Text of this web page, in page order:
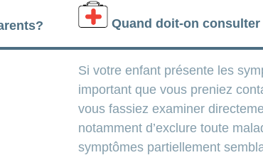
Quand doit-on consulter
Si votre enfant présente les
important que vous preniez
vous fassiez examiner
notamment d’exclure toute
symptômes partiellement